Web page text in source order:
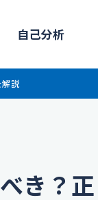
自己分析
解説
き？